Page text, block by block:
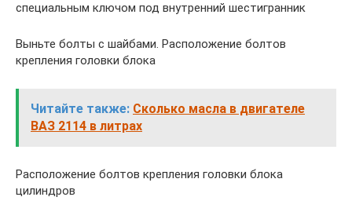
специальным ключом под внутренний шестигранник
Выньте болты с шайбами. Расположение болтов
крепления головки блока
Читайте также: Сколько масла в двигателе
ВАЗ 2114 в литрах
Расположение болтов крепления головки блока
цилиндров